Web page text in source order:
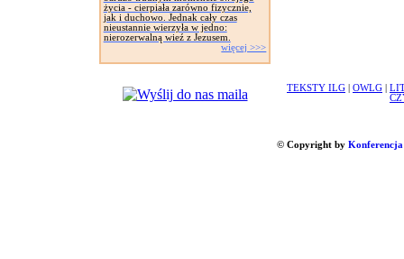
życia - cierpiała zarówno fizycznie,
jak i duchowo. Jednak cały czas
nieustannie wierzyła w jedno:
nierozerwalną wieź z Jezusem.
więcej >>>
TEKSTY ILG OWLG
© Copyright by Konferencja